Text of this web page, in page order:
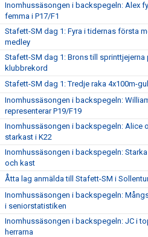
Inomhussäsongen i backspegeln: Alex
femma i P17/F1
Stafett-SM dag 1: Fyra i tidernas första
medley
Stafett-SM dag 1: Brons till sprinttjejerna
klubbrekord
Stafett-SM dag 1: Tredje raka 4x100m-
Inomhussäsongen i backspegeln:
representerar P19/F19
Inomhussäsongen i backspegeln: Alice
starkast i K22
Inomhussäsongen i backspegeln:
och kast
Åtta lag anmälda till Stafett-SM i
Inomhussäsongen i backspegeln:
i seniorstatistiken
Inomhussäsongen i backspegeln: JC i
herrarna